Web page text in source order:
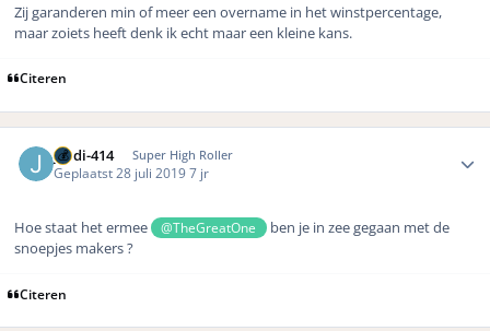
Zij garanderen min of meer een overname in het winstpercentage,
maar zoiets heeft denk ik echt maar een kleine kans.
Citeren
jordi-414 Super High Roller
Geplaatst28 juli 20197 jr
Hoe staat het ermee @TheGreatOne
ben je in zee gegaan met de
snoepjes makers ?
Citeren